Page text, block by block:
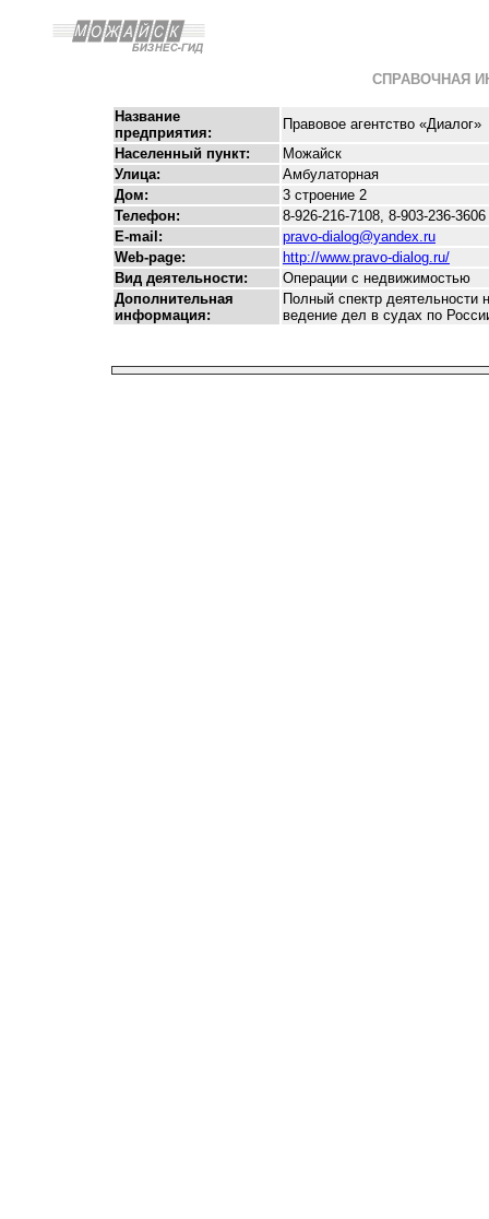
СПРАВОЧНАЯ
Название
предприятия:
Правовое агентство «Диалог»
Населенный пункт:
Можайск
Улица:
Амбулаторная
Дом:
3 строение 2
Телефон:
8-926-216-7108, 8-903-236-3606
E-mail:
pravo-dialog@yandex.ru
Web-page:
http://www.pravo-dialog.ru/
Вид деятельности:
Операции с недвижимостью
Дополнительная
информация:
Полный спектр деятельности
ведение дел в судах по